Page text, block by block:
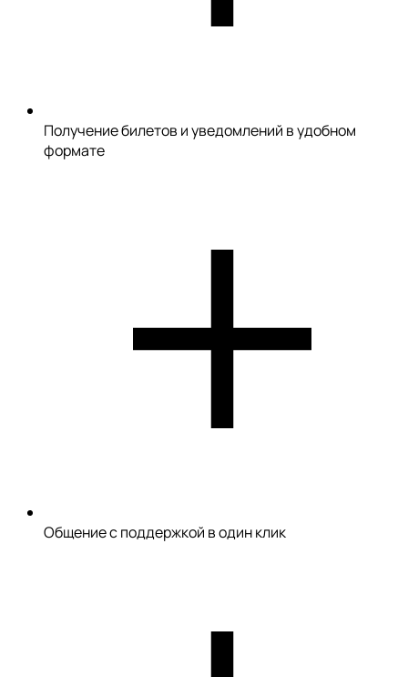
Получение билетов и уведомлений в удобном
формате
Общение с поддержкой в один клик